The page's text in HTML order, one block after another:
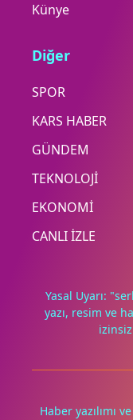
Deneyimini
yalnızca onayınla.
Künye
Diğer
SPOR
KARS HABER
GÜNDEM
TEKNOLOJİ
EKONOMİ
CANLI İZLE
Yasal Uyarı:
yazı, resim ve
Haber yazılımı